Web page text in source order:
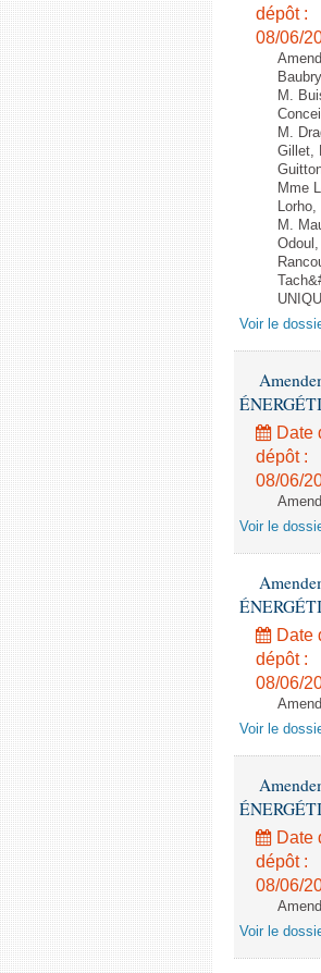
dépôt :
08/06/
M.
M.
Gillet,
Mme
M.
Voir le
Date
dépôt :
08/06/
Voir le
Date
dépôt :
08/06/
Voir le
Date
dépôt :
08/06/
Voir le